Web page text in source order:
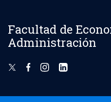
Facultad de
Administración